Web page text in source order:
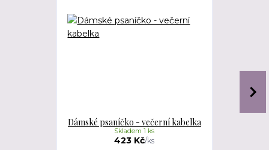
Dámské psaníčko - večerní kabelka
423 Kč/ks
Skladem 1 ks